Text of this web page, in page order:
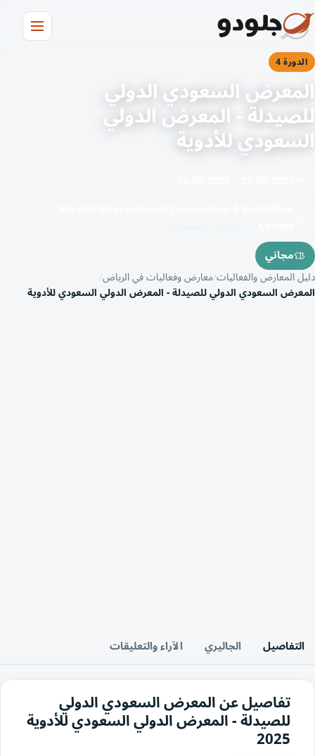
الدورة 4
المعرض السعودي الدولي
للصيدلة - المعرض الدولي
السعودي للأدوية
مجاني
دليل المعارض والفعالياتمعارض وفعاليات في الرياض
المعرض السعودي الدولي للصيدلة - المعرض الدولي السعودي للأدوية
التفاصيل الجاليري الآراء والتعليقات
تفاصيل عن المعرض السعودي الدولي
للصيدلة - المعرض الدولي السعودي للأدوية
2025